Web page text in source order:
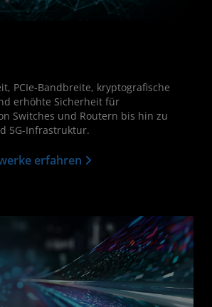
PCIe-Bandbreite, kryptografische
erhöhte Sicherheit für
Switches und Routern bis hin zu
5G-Infrastruktur.
erfahren